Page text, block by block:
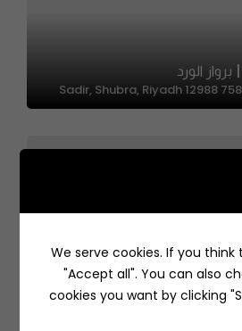
3165 Al Sharae, 7768, As Suwaidi,
We serve cookies. If you think
"Accept all". You can also
cookies you want by clicking